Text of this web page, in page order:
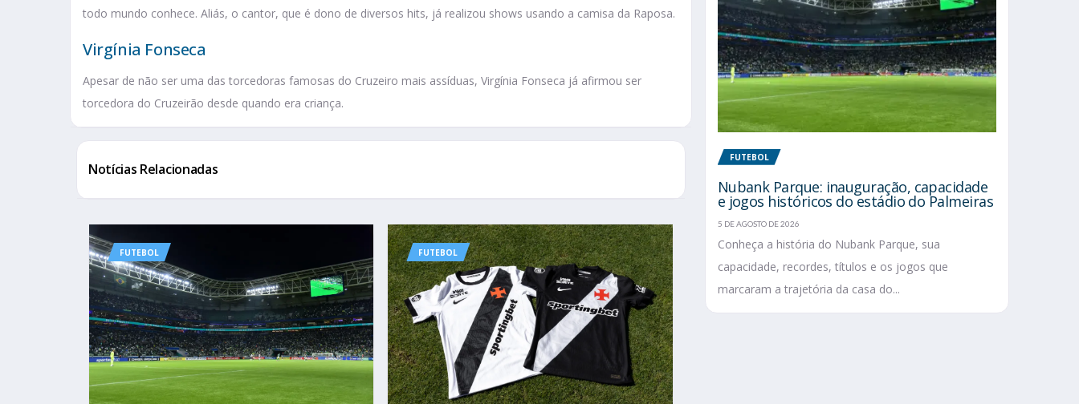
todo mundo conhece. Aliás, o cantor, que é dono de diversos hits, já realizou shows usando a camisa da Raposa.
Virgínia Fonseca
Apesar de não ser uma das torcedoras famosas do Cruzeiro mais assíduas, Virgínia Fonseca já afirmou ser
torcedora do Cruzeirão desde quando era criança.
Notícias Relacionadas
FUTEBOL FUTEBOL
FUTEBOL
Nubank Parque: inauguração, capacidade
e jogos históricos do estádio do Palmeiras
5 DE AGOSTO DE 2026
Conheça a história do Nubank Parque, sua
capacidade, recordes, títulos e os jogos que
marcaram a trajetória da casa do...